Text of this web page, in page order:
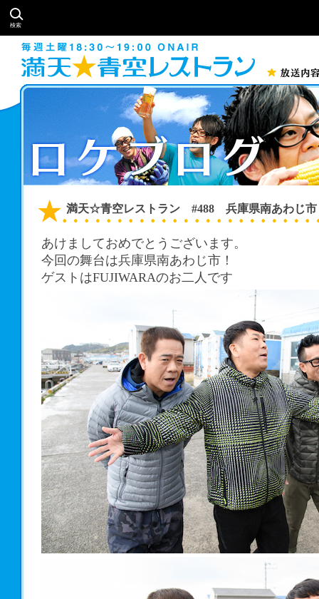
検索
満天☆青空レストラン #488 兵庫県南あわじ
あけましておめでとうございます。
今回の舞台は兵庫県南あわじ市！
ゲストはFUJIWARAのお二人です